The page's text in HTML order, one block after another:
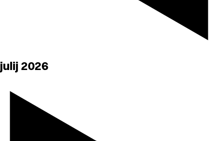
julij 2026